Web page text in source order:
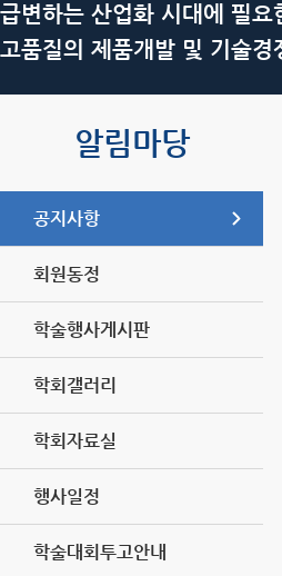
급변하는 산업화 시대에 필
고품질의 제품개발 및 기술경
알림마당
공지사항
회원동정
학술행사게시판
학회갤러리
학회자료실
행사일정
학술대회투고안내